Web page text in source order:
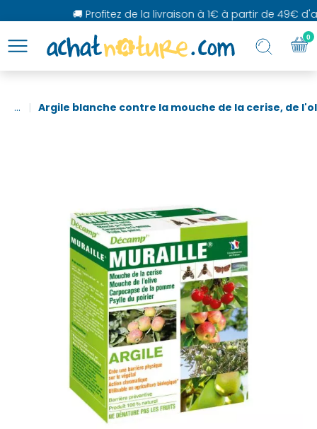
🚚 Profitez de la livraison à 1€ à partir de 49€
... Argile blanche contre la mouche de la cerise, de
0